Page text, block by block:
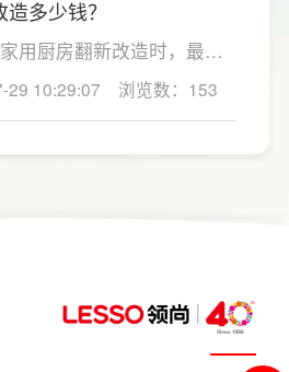
等收纳空间，并配置抽屉
纳等功能设计，提高空间
多少钱？
用厨房翻新改造时，最关
厨房翻新改造多少钱”，接
家解答一下。事实上，厨
一标准，通常会受到改造
料品质、功能配置以及是
29 10:29:07 浏览数：153